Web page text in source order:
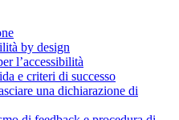
by design
l’accessibilità
e criteri di successo
una dichiarazione di